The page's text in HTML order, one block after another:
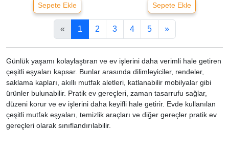
Sepete Ekle Sepete Ekle
« 1 2 3 4 5 »
Günlük yaşamı kolaylaştıran ve ev işlerini daha verimli hale getiren
çeşitli eşyaları kapsar. Bunlar arasında dilimleyiciler, rendeler,
saklama kapları, akıllı mutfak aletleri, katlanabilir mobilyalar gibi
ürünler bulunabilir. Pratik ev gereçleri, zaman tasarrufu sağlar,
düzeni korur ve ev işlerini daha keyifli hale getirir. Evde kullanılan
çeşitli mutfak eşyaları, temizlik araçları ve diğer gereçler pratik ev
gereçleri olarak sınıflandırılabilir.